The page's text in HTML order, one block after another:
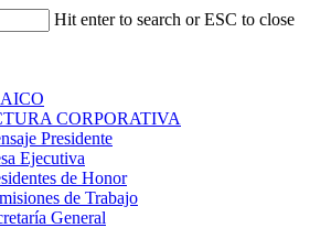
Hit enter to search or ESC to close
CORPORATIVA
Presidente
Ejecutiva
de Honor
de Trabajo
General